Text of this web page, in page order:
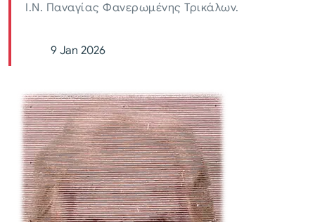
Ι.Ν. Παναγίας Φανερωμένης Τρικάλων.
9 Jan 2026